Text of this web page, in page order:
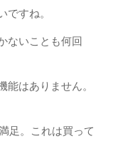
ですね。
ないことも何回
はありません。
足。これは買って